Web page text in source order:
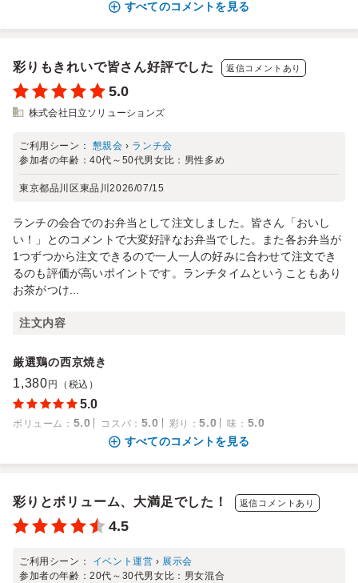
すべてのコメントを見る
彩りもきれいで皆さん好評でした 返信コメントあり
5.0
株式会社日立ソリューションズ
ご利用シーン： 懇親会 › ランチ会
参加者の年齢：40代～50代男女比： 男性多め
東京都品川区東品川2026/07/15
ランチの会合でのお弁当として注文しました。皆さん「おいし
い！」とのコメントで大変好評なお弁当でした。また各お弁当が
1つずつから注文できるので一人一人の好みに合わせて注文でき
るのも評価が高いポイントです。ランチタイムということもあり
お茶がつけ...
注文内容
厳選鶏の西京焼き
1,380 円（税込）
5.0
ボリューム ： 5.0 コスパ ： 5.0 彩り ：5.0 味 ： 5.0
すべてのコメントを見る
彩りとボリューム、大満足でした！ 返信コメントあり
4.5
ご利用シーン： イベント運営 › 展示会
参加者の年齢：20代～30代男女比： 男女混合